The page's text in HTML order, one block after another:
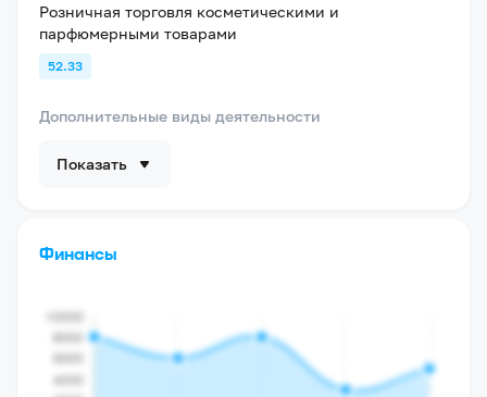
Розничная торговля косметическими и
парфюмерными товарами
52.33
Дополнительные виды деятельности
Показать
Финансы